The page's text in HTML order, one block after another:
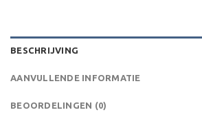
BESCHRIJVING
AANVULLENDE INFORMATIE
BEOORDELINGEN (0)